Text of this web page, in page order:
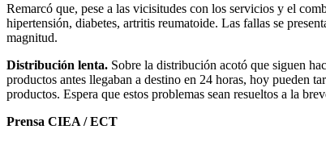
Remarcó que, pese a las vicisitudes con los servicios y el
hipertensión, diabetes, artritis reumatoide. Las fallas se
magnitud.
Distribución lenta. Sobre la distribución acotó que siguen
productos antes llegaban a destino en 24 horas, hoy pueden
productos. Espera que estos problemas sean resueltos a la
Prensa CIEA / ECT